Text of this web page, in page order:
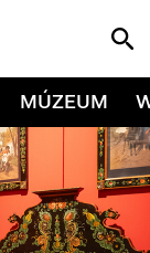
MÚZEUM